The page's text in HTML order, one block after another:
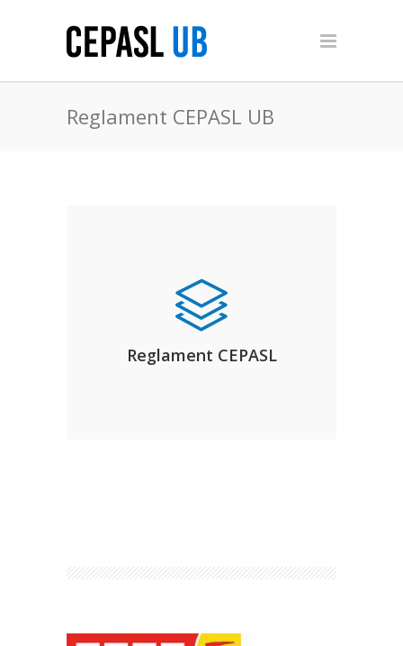
Reglament CEPASL UB
Reglament CEPASL
Reglament CEPASL
Podeu accedir al document amb el
reglament en vigor